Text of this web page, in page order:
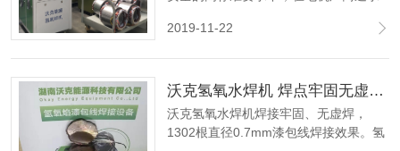
修理厂家正对电机漆包线焊接寻求安全
2019-11-22
沃克氢氧水焊机 焊点牢固无虚焊漏焊 1302根直径0.7mm漆包线焊接效果图
沃克氢氧水焊机焊接牢固、无虚焊，
1302根直径0.7mm漆包线焊接效果。氢